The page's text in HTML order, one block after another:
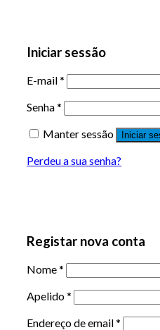
Iniciar sessão
E-mail*
Senha*
Manter sessão
Iniciar
Perdeu a sua senha?
Registar nova conta
Nome*
Apelido*
Endereço de email*